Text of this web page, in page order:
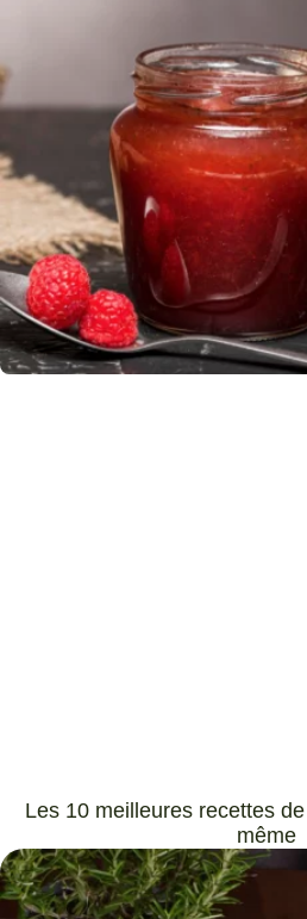
Les 10 meilleures recettes
même